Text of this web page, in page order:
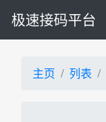
极速接码平台
主页 列表